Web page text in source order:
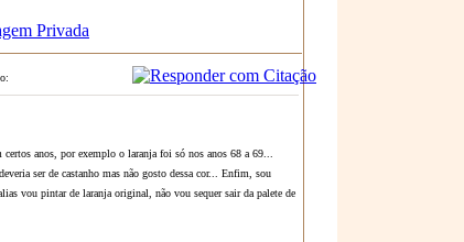
anos, por exemplo o laranja foi só nos anos 68 a 69...
ser de castanho mas não gosto dessa cor... Enfim, sou
vou pintar de laranja original, não vou sequer sair da palete de